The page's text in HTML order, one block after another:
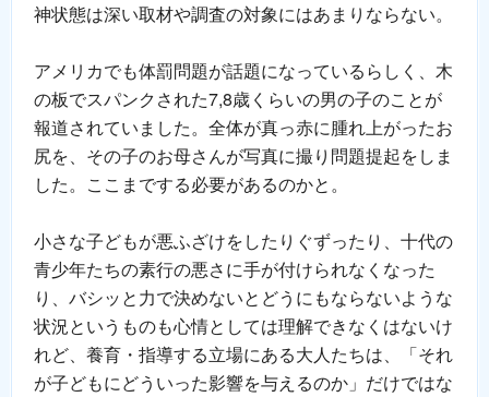
神状態は深い取材や調査の対象にはあまりならない。
アメリカでも体罰問題が話題になっているらしく、木
の板でスパンクされた7,8歳くらいの男の子のことが
報道されていました。全体が真っ赤に腫れ上がったお
尻を、その子のお母さんが写真に撮り問題提起をしま
した。ここまでする必要があるのかと。
小さな子どもが悪ふざけをしたりぐずったり、十代の
青少年たちの素行の悪さに手が付けられなくなった
り、バシッと力で決めないとどうにもならないような
状況というものも心情としては理解できなくはないけ
れど、養育・指導する立場にある大人たちは、「それ
が子どもにどういった影響を与えるのか」だけではな